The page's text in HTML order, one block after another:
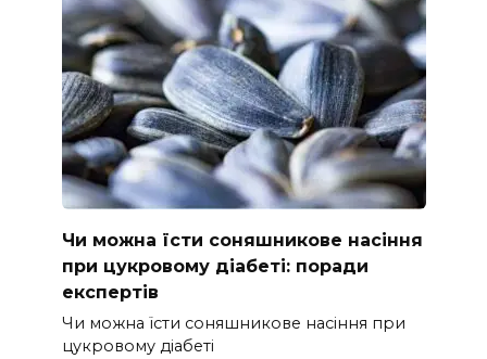
Чи можна їсти соняшникове насіння
при цукровому діабеті: поради
експертів
Чи можна їсти соняшникове насіння при
цукровому діабеті